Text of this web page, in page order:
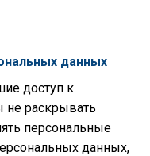
данных
доступ к
раскрывать
персональные
данных,